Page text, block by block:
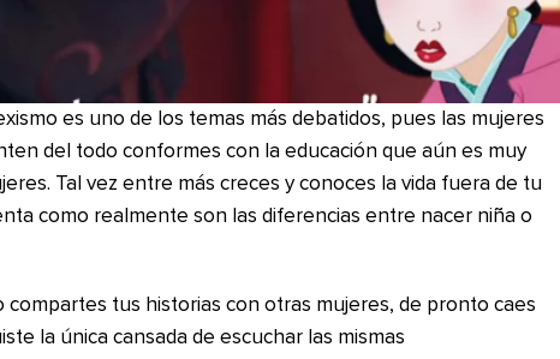
es uno de los temas más debatidos, pues las mujeres
del todo conformes con la educación que aún es muy
Tal vez entre más creces y conoces la vida fuera de tu
como realmente son las diferencias entre nacer niña o
compartes tus historias con otras mujeres, de pronto caes
la única cansada de escuchar las mismas